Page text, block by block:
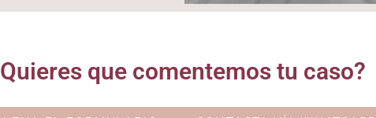
que comentemos tu caso?